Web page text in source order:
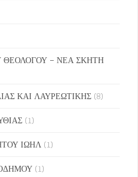
ΘΕΟΛΟΓΟΥ – ΝΕΑ ΣΚΗΤΗ
ΚΑΙ ΛΑΥΡΕΩΤΙΚΗΣ (8)
(1)
ΙΩΗΛ (1)
(1)